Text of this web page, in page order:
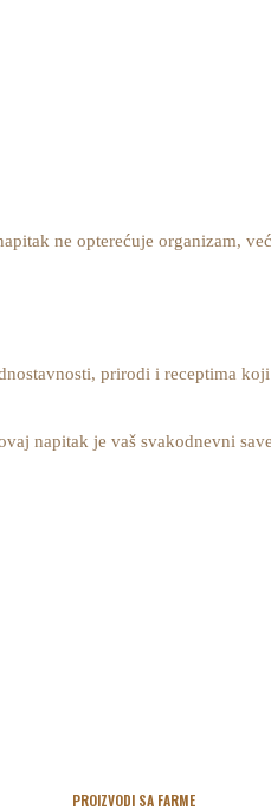
ne opterećuje organizam,
prirodi i receptima
napitak je vaš svakodnevni
PROIZVODI SA FARME